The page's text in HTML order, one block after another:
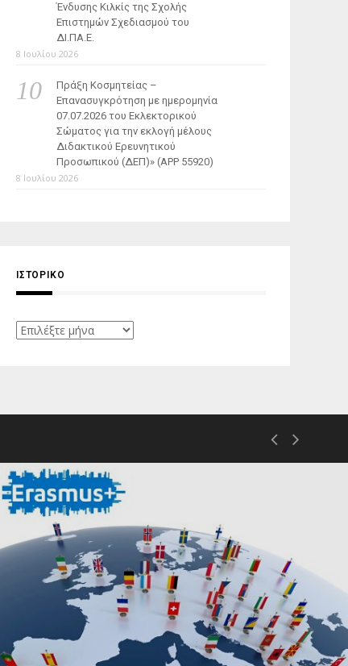
Ένδυσης Κιλκίς της Σχολής
Επιστημών Σχεδιασμού του
ΔΙ.ΠΑ.Ε.
8 Ιουλίου 2026
Πράξη Κοσμητείας –
Επανασυγκρότηση με ημερομηνία
07.07.2026 του Εκλεκτορικού
Σώματος για την εκλογή μέλους
Διδακτικού Ερευνητικού
Προσωπικού (ΔΕΠ)» (APP 55920)
8 Ιουλίου 2026
ΙΣΤΟΡΙΚΌ
Ιστορικό